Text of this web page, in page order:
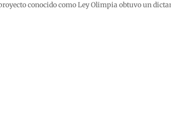
conocido como Ley Olimpia obtuvo un